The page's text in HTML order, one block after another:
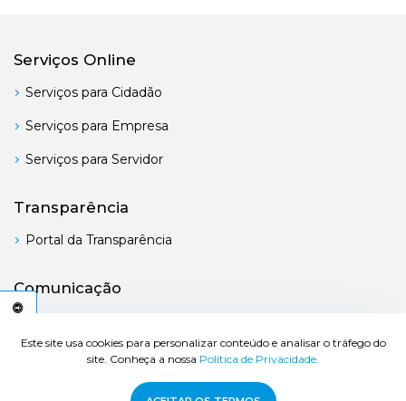
Este site usa cookies para personalizar conteúdo e analisar o tráfego do
site. Conheça a nossa Política de Privacidade.
A
Serviços Online
Serviços para Cidadão
Serviços para Empresa
Serviços para Servidor
Transparência
Portal da Transparência
Comunicação
© 2026 Prefeitura de Bertioga - Todos os direitos reservados.